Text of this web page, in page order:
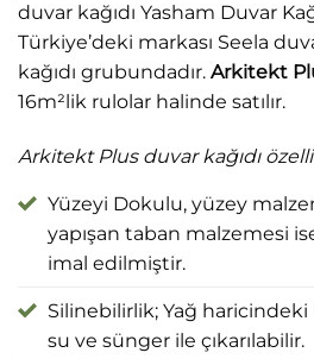
duvar kağıdı Yasham Duvar
Türkiye’deki markası Seela
kağıdı grubundadır. Arkitekt
16m²lik rulolar halinde satılır.
Arkitekt Plus duvar kağıdı
Yüzeyi Dokulu, yüzey
yapışan taban malzemesi
imal edilmiştir.
Silinebilirlik; Yağ
su ve sünger ile çıkarılabilir.